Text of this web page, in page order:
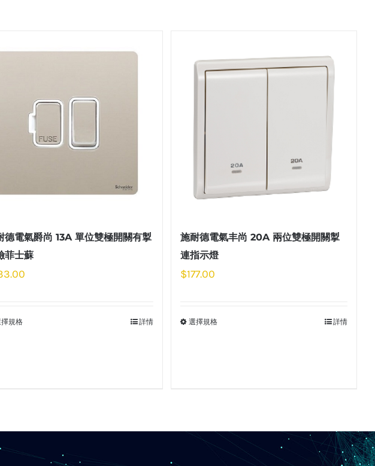
德電氣爵尚 13A 單位雙極開關有掣
菲士蘇
擇規格 詳情
施耐德電氣丰尚 20A 兩位雙極開關掣
連指示燈
$177.00
選擇規格 詳情